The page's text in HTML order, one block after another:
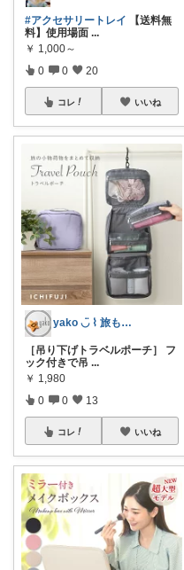
#アクセサリートレイ 【送料無
料】使用場面 ...
￥ 1,000～
0 0 20
コレ いいね
yako ◡̈ ⌇ 旅も日常もおしゃれに
［吊り下げトラベルポーチ］ フ
ック付きで吊 ...
￥ 1,980
0 0 13
コレ いいね